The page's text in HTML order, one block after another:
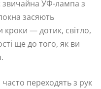
звичайна УФ-лампа з
засяють
кроки — дотик, світло,
ще до того, як ви
часто переходять з рук